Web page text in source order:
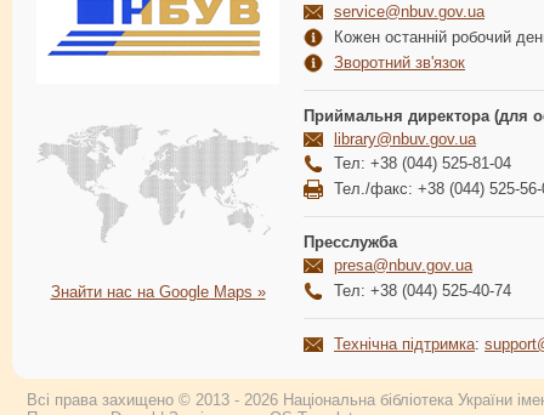
Знайти нас на Google Maps »
service@nbuv.gov.ua
Кожен останній робочий
Зворотний зв'язок
Приймальня директора (для
library@nbuv.gov.ua
Тел: +38 (044) 525-81-04
Тел./факс: +38 (044) 525-56-
Пресслужба
presa@nbuv.gov.ua
Тел: +38 (044) 525-40-74
Технічна підтримка:
Всі права захищено © 2013 - 2026 Національна бібліотека України